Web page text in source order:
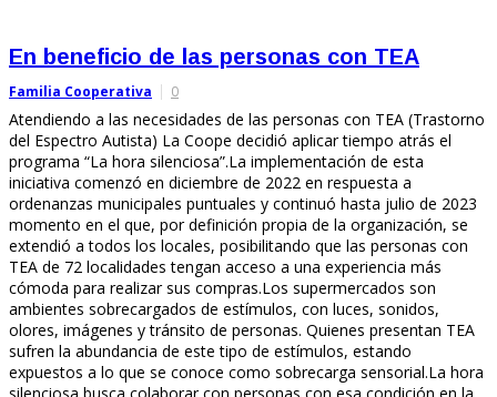
En beneficio de las personas con TEA
Familia Cooperativa 0
Atendiendo a las necesidades de las personas con TEA (Trastorno
del Espectro Autista) La Coope decidió aplicar tiempo atrás el
programa “La hora silenciosa”.La implementación de esta
iniciativa comenzó en diciembre de 2022 en respuesta a
ordenanzas municipales puntuales y continuó hasta julio de 2023
momento en el que, por definición propia de la organización, se
extendió a todos los locales, posibilitando que las personas con
TEA de 72 localidades tengan acceso a una experiencia más
cómoda para realizar sus compras.Los supermercados son
ambientes sobrecargados de estímulos, con luces, sonidos,
olores, imágenes y tránsito de personas. Quienes presentan TEA
sufren la abundancia de este tipo de estímulos, estando
expuestos a lo que se conoce como sobrecarga sensorial.La hora